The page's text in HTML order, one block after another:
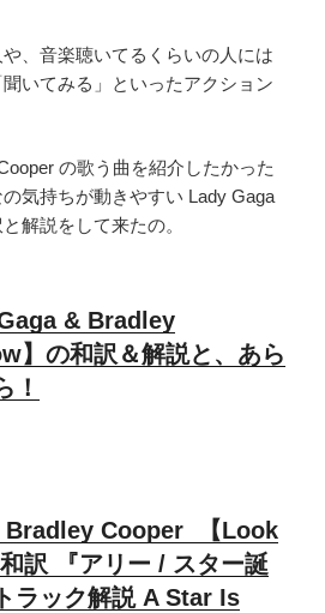
、音楽聴いてるくらいの人には
聞いてみる」といったアクション
の歌う曲を紹介したかった
気持ちが動きやすい Lady Gaga
解説をして来たの。
& Bradley
】の和訳＆解説と、あら
！
Bradley Cooper 【Look
訳 『アリー / スター誕
ラック解説 A Star Is